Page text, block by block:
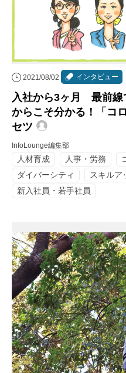
2021/08/02 インタビュー
入社から3ヶ月 最前線
からこそ分かる！「コ
セツ
InfoLounge編集部
人材育成 人事・労務
ダイバーシティ
スキルア
新入社員・若手社員